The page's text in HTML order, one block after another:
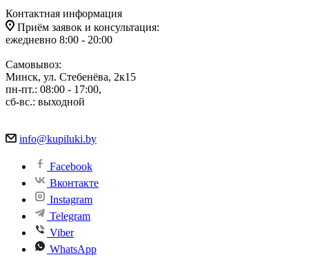
Контактная информация
Приём заявок и консультация:
ежедневно 8:00 - 20:00
Самовывоз:
Минск, ул. Стебенёва, 2к15
пн-пт.: 08:00 - 17:00,
сб-вс.: выходной
info@kupiluki.by
Facebook
Вконтакте
Instagram
Telegram
Viber
WhatsApp